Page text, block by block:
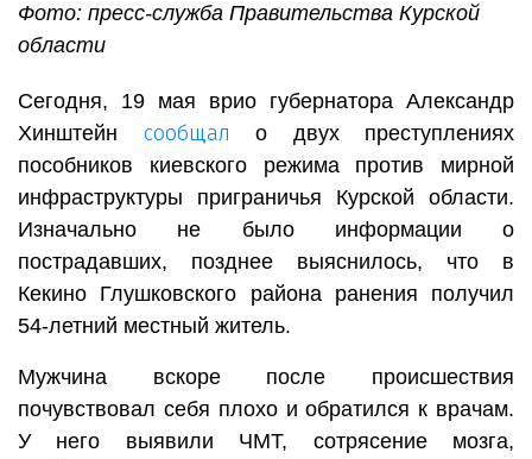
Фото: пресс-служба Правительства Курской
области
Сегодня, 19 мая врио губернатора Александр
Хинштейн сообщал о двух преступлениях
пособников киевского режима против мирной
инфраструктуры приграничья Курской области.
Изначально не было информации о
пострадавших, позднее выяснилось, что в
Кекино Глушковского района ранения получил
54-летний местный житель.
Мужчина вскоре после происшествия
почувствовал себя плохо и обратился к врачам.
У него выявили ЧМТ, сотрясение мозга,